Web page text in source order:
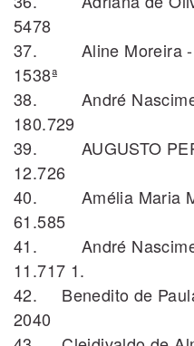
5478
37. Aline Moreira -
1538ª
38. André
180.729
39. AUGUSTO
12.726
40. Amélia Maria
61.585
41. André
11.717 1.
42. Benedito de
2040